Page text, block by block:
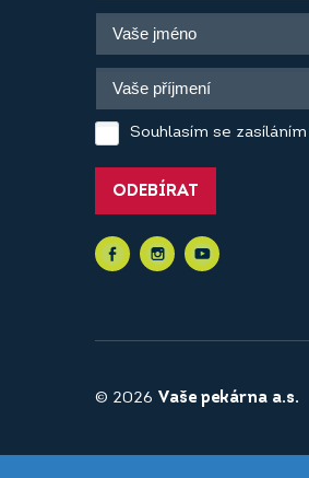
Souhlasím se
ODEBÍRAT
© 2026 Vaše pekárna a.s.